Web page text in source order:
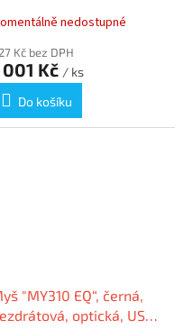
nedostupné
Kč bez DPH
001 Kč / ks
Do košíku
"MY310 EQ“, černá,
optická, USB,